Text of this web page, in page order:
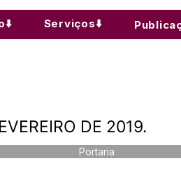
Serviços⬇️
DE 2019.
Portaria